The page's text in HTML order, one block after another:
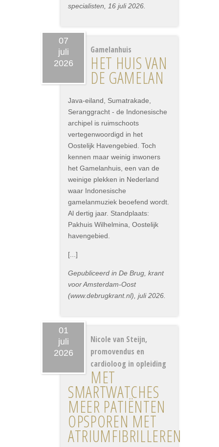
specialisten, 16 juli 2026.
07
juli
2026
Gamelanhuis
HET HUIS VAN
DE GAMELAN
Java-eiland, Sumatrakade,
Seranggracht - de Indonesische
archipel is ruimschoots
vertegenwoordigd in het
Oostelijk Havengebied. Toch
kennen maar weinig inwoners
het Gamelanhuis, een van de
weinige plekken in Nederland
waar Indonesische
gamelanmuziek beoefend wordt.
Al dertig jaar. Standplaats:
Pakhuis Wilhelmina, Oostelijk
havengebied.
[...]
Gepubliceerd in De Brug, krant
voor Amsterdam-Oost
(www.debrugkrant.nl), juli 2026.
01
juli
2026
Nicole van Steijn,
promovendus en
cardioloog in opleiding
MET
SMARTWATCHES
MEER PATIËNTEN
OPSPOREN MET
ATRIUMFIBRILLEREN